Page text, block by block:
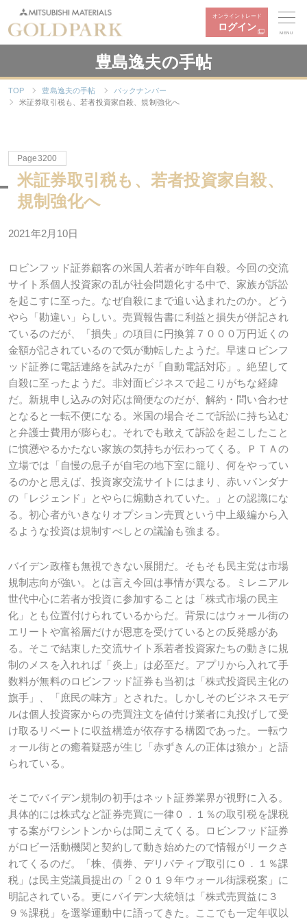
オンライントレード
ログイン
MENU
豊島逸夫の手帖
TOP 豊島逸夫の手帖
バックナンバー
米証券取引税も、若者投資家自殺、規制強化へ
Page3200
米証券取引税も、若者投資家自殺、
規制強化へ
2021年2月10日
ロビンフッド証券顧客の米国人若者が昨年自殺。今回の交流
サイト系個人投資家の乱が社会問題化する中で、家族が訴訟
を起こすに至った。なぜ自殺にまで追い込まれたのか。どう
やら「勘違い」らしい。売買報告書に利益と損失が併記され
ているのだが、「損失」の項目に円換算７０００万円近くの
金額が記されているので気が動転したようだ。早速ロビンフ
ッド証券に電話連絡を試みたが「自動電話対応」。絶望して
自殺に至ったようだ。非対面ビジネスで起こりがちな経緯
だ。新規申し込みの対応は簡便なのだが、解約・問い合わせ
となると一転不便になる。米国の場合そこで訴訟に持ち込む
と弁護士費用が膨らむ。それでも敢えて訴訟を起こしたこと
に憤懣やるかたない家族の気持ちが伝わってくる。ＰＴＡの
立場では「自慢の息子が自宅の地下室に籠り、何をやってい
るのかと思えば、投資家交流サイトにはまり、赤いバンダナ
の「レジェンド」とやらに煽動されていた。」との認識にな
る。初心者がいきなりオプション売買という中上級編から入
るような投資は規制すべしとの議論も強まる。
バイデン政権も無視できない展開だ。そもそも民主党は市場
規制志向が強い。とは言え今回は事情が異なる。ミレニアル
世代中心に若者が投資に参加することは「株式市場の民主
化」とも位置付けられているからだ。背景にはウォール街の
エリートや富裕層だけが恩恵を受けているとの反発感があ
る。そこで結束した交流サイト系若者投資家たちの動きに規
制のメスを入れれば「炎上」は必至だ。アプリから入れて手
数料が無料のロビンフッド証券も当初は「株式投資民主化の
旗手」、「庶民の味方」とされた。しかしそのビジネスモデ
ルは個人投資家からの売買注文を値付け業者に丸投げして受
け取るリベートに収益構造が依存する構図であった。一転ウ
ォール街との癒着疑惑が生じ「赤ずきんの正体は狼か」と語
られている。
そこでバイデン規制の初手はネット証券業界が視野に入る。
具体的には株式など証券売買に一律０．１％の取引税を課税
する案がワシントンからは聞こえてくる。ロビンフッド証券
がロビー活動機関と契約して動き始めたので情報がリークさ
れてくるのだ。「株、債券、デリバティブ取引に０．１％課
税」は民主党議員提出の「２０１９年ウォール街課税案」に
明記されている。更にバイデン大統領は「株式売買益に３
９％課税」を選挙運動中に語ってきた。ここでも一定年収以